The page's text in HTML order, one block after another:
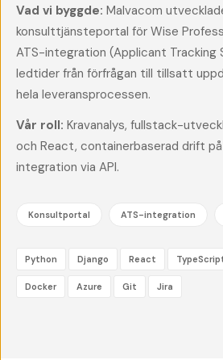
Vad vi byggde: Malvacom
konsulttjänsteportal för Wise
ATS-integration (Applicant Tracking
ledtider från förfrågan till tillsatt
hela leveransprocessen.
Vår roll: Kravanalys, fullstack-
och React, containerbaserad drift
integration via API.
Konsultportal ATS-integration
Python Django React
Docker Azure Git Jira